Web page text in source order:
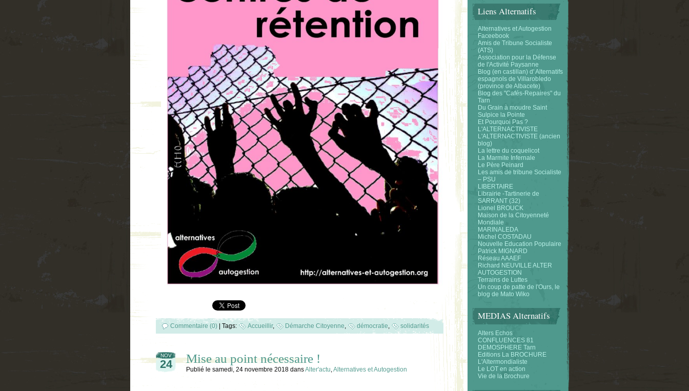
Commentaire (0) Tags: Accueillir, Démarche Citoyenne, démocratie, solidarités
NOV
24 Mise au point nécessaire !
Publié le samedi, 24 novembre 2018 dansAlter'actu,Alternatives et Autogestion
Liens Alternatifs
Alternatives et Autogestion
Faceebook
Amis de Tribune Socialiste
(ATS)
Association pour la Défense
de l'Activité Paysanne
Blog (en castillan) d' Alternatifs
espagnols de Villarobledo
(province de Albacete)
Blog des "Cafés-Repaires" du
Tarn
Du Grain à moudre Saint
Sulpice la Pointe
Et Pourquoi Pas ?
L'ALTERNACTIVISTE
L'ALTERNACTIVISTE (ancien
blog)
La lettre du coquelicot
La Marmite Infernale
Le Père Peinard
Les amis de tribune Socialiste
– PSU
LIBERTAIRE
Librairie -Tartinerie de
SARRANT (32)
Lionel BROUCK
Maison de la Citoyenneté
Mondiale
MARINALEDA
Michel COSTADAU
Nouvelle Education Populaire
Patrick MIGNARD
Réseau AAAEF
Richard NEUVILLE ALTER
AUTOGESTION
Terrains de Luttes
Un coup de patte de l'Ours, le
blog de Mato Wiko
MEDIAS Alternatifs
Alters Echos
CONFLUENCES 81
DEMOSPHERE Tarn
Editions La BROCHURE
L'Altermondialiste
Le LOT en action
Vie de la Brochure